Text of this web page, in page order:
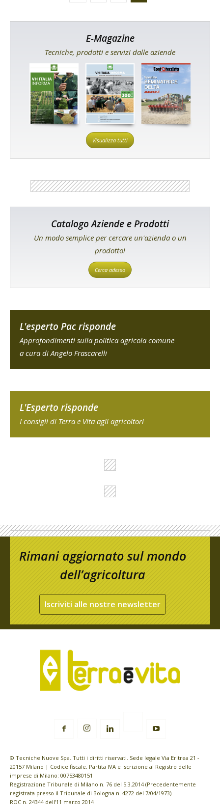
E-Magazine
Tecniche, prodotti e servizi dalle aziende
Visualizza tutti
Catalogo Aziende e Prodotti
Un modo semplice per cercare un'azienda o un
prodotto!
Cerca adesso
L'esperto Pac risponde
Approfondimenti sulla politica agricola comune
a cura di Angelo Frascarelli
L'Esperto risponde
I consigli di Terra e Vita agli agricoltori
Rimani aggiornato sul mondo
dell’agricoltura
Iscriviti alle nostre newsletter
© Tecniche Nuove Spa. Tutti i diritti riservati. Sede legale Via Eritrea 21 -
20157 Milano | Codice fiscale, Partita IVA e Iscrizione al Registro delle
imprese di Milano: 00753480151
Registrazione Tribunale di Milano n. 76 del 5.3.2014 (Precedentemente
registrata presso il Tribunale di Bologna n. 4272 del 7/04/1973)
ROC n. 24344 dell’11 marzo 2014